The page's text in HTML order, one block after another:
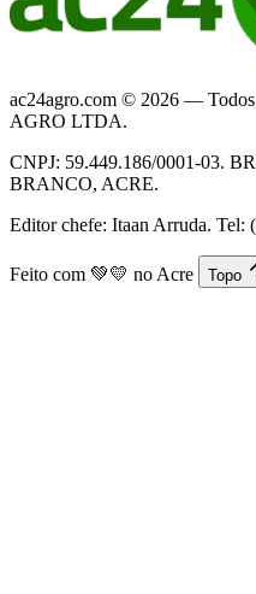
ac24agro.com © 2026 —
AGRO LTDA.
CNPJ: 59.449.186/0001-03.
BRANCO, ACRE.
Editor chefe: Itaan Arruda. Tel:
Feito com 💚💛 no Acre Topo